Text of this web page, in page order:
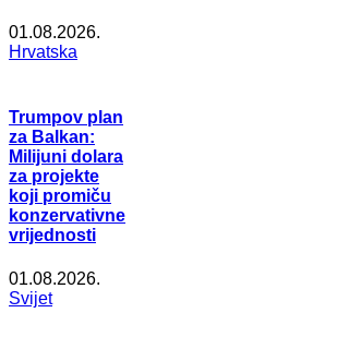
01.08.2026.
Hrvatska
Trumpov plan
za Balkan:
Milijuni dolara
za projekte
koji promiču
konzervativne
vrijednosti
01.08.2026.
Svijet